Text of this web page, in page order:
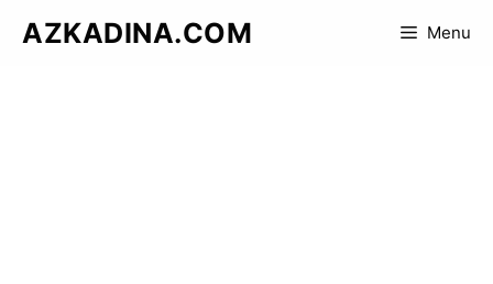
AZKADINA.COM Menu